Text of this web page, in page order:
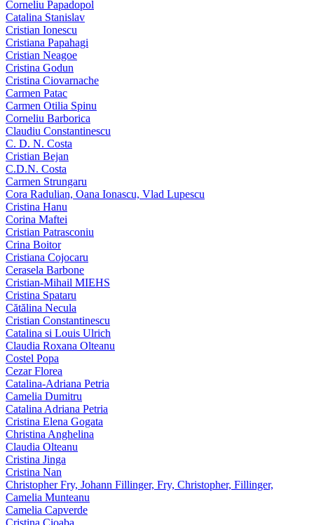
Corneliu Papadopol
Catalina Stanislav
Cristian Ionescu
Cristiana Papahagi
Cristian Neagoe
Cristina Godun
Cristina Ciovarnache
Carmen Patac
Carmen Otilia Spinu
Corneliu Barborica
Claudiu Constantinescu
C. D. N. Costa
Cristian Bejan
C.D.N. Costa
Carmen Strungaru
Cora Radulian, Oana Ionascu, Vlad Lupescu
Cristina Hanu
Corina Maftei
Cristian Patrasconiu
Crina Boitor
Cristiana Cojocaru
Cerasela Barbone
Cristian-Mihail MIEHS
Cristina Spataru
Cătălina Necula
Cristian Constantinescu
Catalina si Louis Ulrich
Claudia Roxana Olteanu
Costel Popa
Cezar Florea
Catalina-Adriana Petria
Camelia Dumitru
Catalina Adriana Petria
Cristina Elena Gogata
Christina Anghelina
Claudia Olteanu
Cristina Jinga
Cristina Nan
Christopher Fry, Johann Fillinger, Fry, Christopher, Fillinger,
Camelia Munteanu
Camelia Capverde